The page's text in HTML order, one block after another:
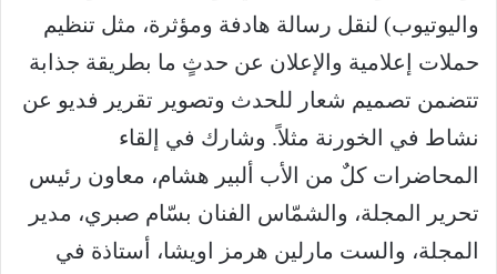
واليوتيوب) لنقل رسالة هادفة ومؤثرة، مثل تنظيم
حملات إعلامية والإعلان عن حدثٍ ما بطريقة جذابة
تتضمن تصميم شعار للحدث وتصوير تقرير فديو عن
نشاط في الخورنة مثلاً. وشارك في إلقاء
المحاضرات كلٌ من الأب ألبير هشام، معاون رئيس
تحرير المجلة، والشمّاس الفنان بسّام صبري، مدير
المجلة، والست مارلين هرمز اويشا، أستاذة في